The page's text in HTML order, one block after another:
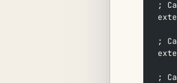
;
;
;